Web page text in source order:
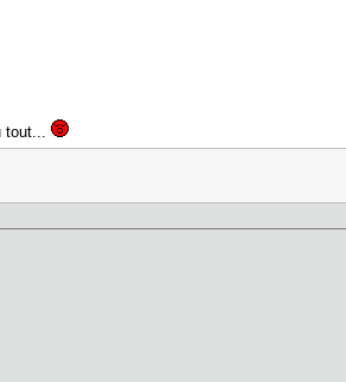
tout...